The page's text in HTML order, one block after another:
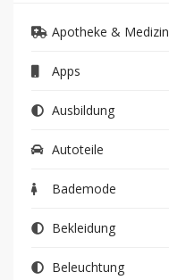
Apotheke & Medizin
Apps
Ausbildung
Autoteile
Bademode
Bekleidung
Beleuchtung